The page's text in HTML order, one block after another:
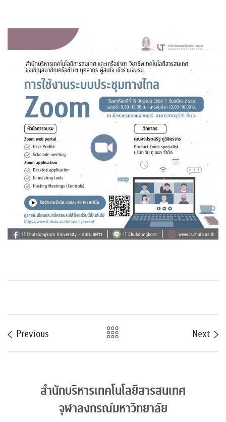
Previous Next
สำนักบริหารเทคโนโลยีสารสนเทศ
จุฬาลงกรณ์มหาวิทยาลัย